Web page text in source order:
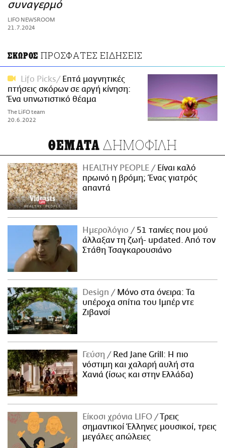
PRINT
συναγερμό
LIFO NEWSROOM
21.7.2024
ΣΚΩΡΟΣ ΠΡΟΣΦΑΤΕΣ ΕΙΔΗΣΕΙΣ
Lifo Picks
Επτά μαγνητικές
πτήσεις σκόρων σε αργή κίνηση:
Ένα υπνωτιστικό θέαμα
The LiFO team
20.6.2022
ΘΕΜΑΤΑ ΔΗΜΟΦΙΛΗ
HEALTHY PEOPLE
Είναι καλό
πρωινό η βρόμη; Ένας γιατρός
απαντά
Ημερολόγιο
51 ταινίες που μού
άλλαξαν τη ζωή- updated. Aπό τον
Στάθη Τσαγκαρουσιάνο
Design
Μόνο στα όνειρα: Τα
υπέροχα σπίτια του Ιμπέρ ντε
Ζιβανσί
Γεύση
Red Jane Grill: Η πιο
νόστιμη και χαλαρή αυλή στα
Χανιά (ίσως και στην Ελλάδα)
Είκοσι χρόνια LIFO
Tρεις
σημαντικοί Έλληνες μουσικοί, τρεις
μεγάλες απώλειες